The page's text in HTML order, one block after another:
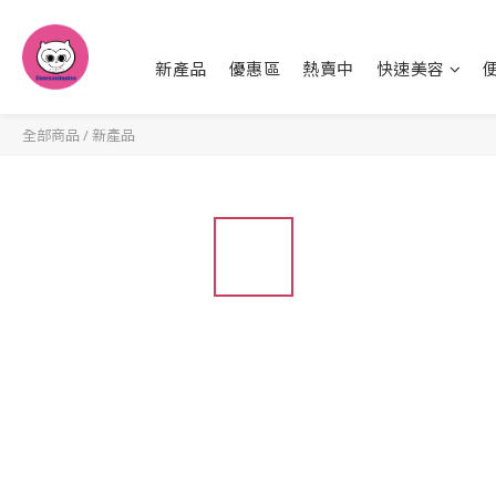
新產品 優惠區 熱賣中 快速美容
全部商品 /新產品